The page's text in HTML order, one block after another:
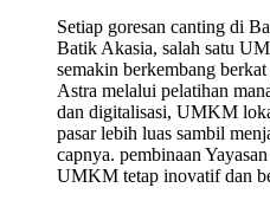
Setiap goresan canting di
Batik Akasia, salah satu
semakin berkembang
Astra melalui pelatihan
dan digitalisasi, UMKM
pasar lebih luas sambil
capnya. pembinaan
UMKM tetap inovatif dan